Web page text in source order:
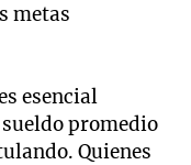
metas
esencial
promedio
Quienes